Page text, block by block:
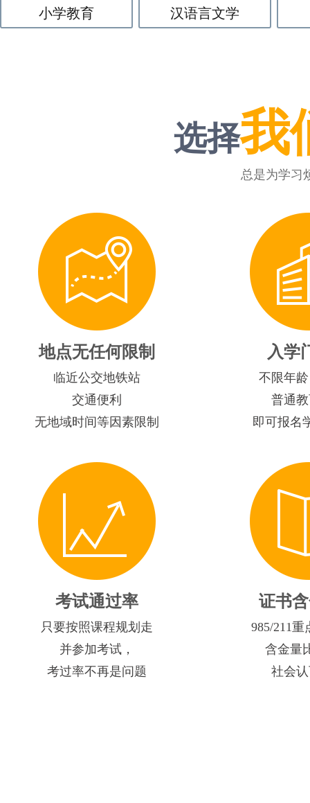
小学教育 汉语言文学
选择我
总是为学习
地点无任何限制
临近公交地铁站
交通便利
无地域时间等因素限制
入学
不限年
普通
即可报名
考试通过率
只要按照课程规划走
并参加考试，
考过率不再是问题
证书
985/211重
含金量
社会